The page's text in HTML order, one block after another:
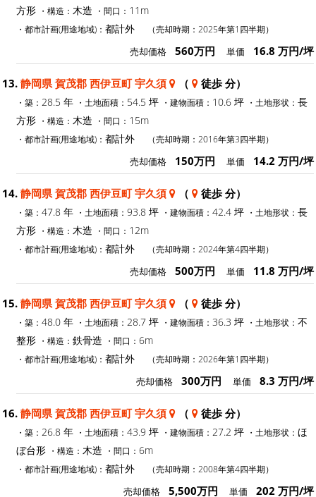
方形 ・構造： 木造 ・間口： 11m
・都市計画(用途地域)： 都計外 （売却時期：2025年第1四半期）
売却価格 560万円 単価 16.8 万円/坪
13. 静岡県 賀茂郡 西伊豆町 宇久須 （ 徒歩 分）
・築： 28.5 年 ・土地面積： 54.5 坪 ・建物面積： 10.6 坪 ・土地形状： 長
方形 ・構造： 木造 ・間口： 15m
・都市計画(用途地域)： 都計外 （売却時期：2016年第3四半期）
売却価格 150万円 単価 14.2 万円/坪
14. 静岡県 賀茂郡 西伊豆町 宇久須 （ 徒歩 分）
・築： 47.8 年 ・土地面積： 93.8 坪 ・建物面積： 42.4 坪 ・土地形状： 長
方形 ・構造： 木造 ・間口： 12m
・都市計画(用途地域)： 都計外 （売却時期：2024年第4四半期）
売却価格 500万円 単価 11.8 万円/坪
15. 静岡県 賀茂郡 西伊豆町 宇久須 （ 徒歩 分）
・築： 48.0 年 ・土地面積： 28.7 坪 ・建物面積： 36.3 坪 ・土地形状： 不
整形 ・構造： 鉄骨造 ・間口： 6m
・都市計画(用途地域)： 都計外 （売却時期：2026年第1四半期）
売却価格 300万円 単価 8.3 万円/坪
16. 静岡県 賀茂郡 西伊豆町 宇久須 （ 徒歩 分）
・築： 26.8 年 ・土地面積： 43.9 坪 ・建物面積： 27.2 坪 ・土地形状： ほ
ぼ台形 ・構造： 木造 ・間口： 6m
・都市計画(用途地域)： 都計外 （売却時期：2008年第4四半期）
売却価格 5,500万円 単価 202 万円/坪